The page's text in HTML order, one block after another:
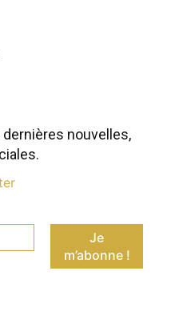
nouvelles,